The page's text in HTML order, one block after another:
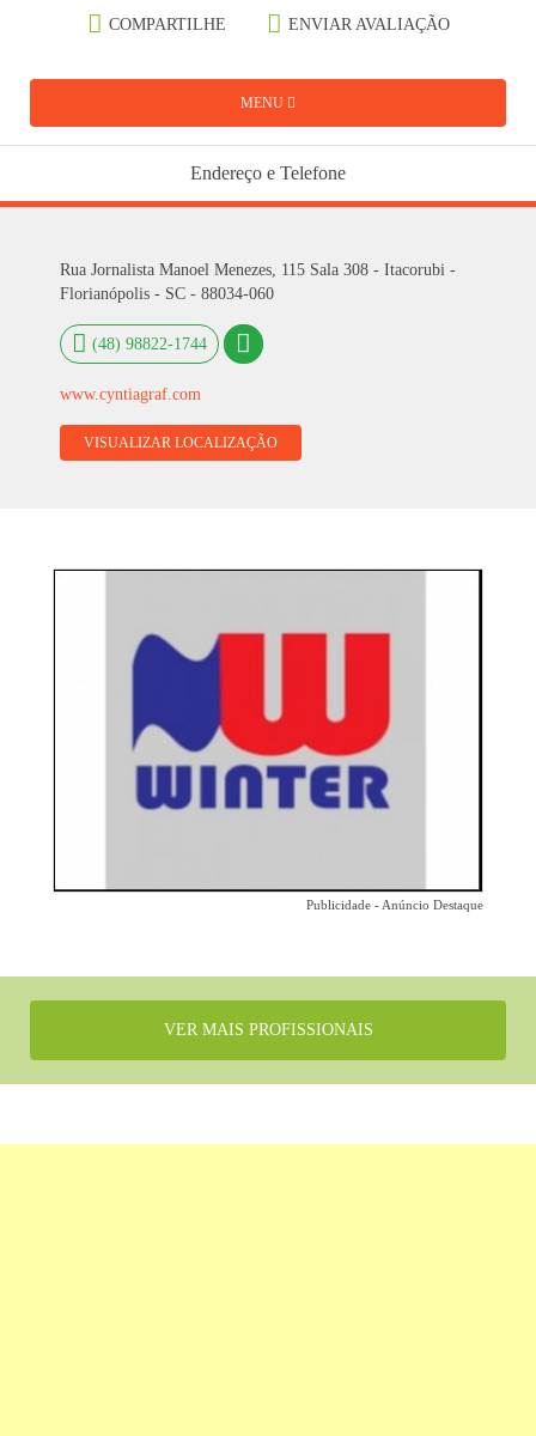
COMPARTILHE ENVIAR AVALIAÇÃO
MENU
Endereço e Telefone
Rua Jornalista Manoel Menezes, 115 Sala 308 - Itacorubi -
Florianópolis - SC - 88034-060
(48) 98822-1744
www.cyntiagraf.com
VISUALIZAR LOCALIZAÇÃO
Publicidade - Anúncio Destaque
VER MAIS PROFISSIONAIS